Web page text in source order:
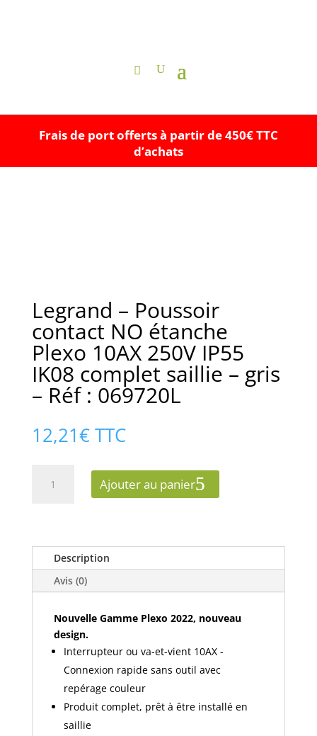
Frais de port offerts à partir de 450€ TTC
d’achats
Legrand – Poussoir
contact NO étanche
Plexo 10AX 250V IP55
IK08 complet saillie – gris
– Réf : 069720L
12,21€ TTC
contact
NO
étanche
complet
Ajouter au panier
Description
Avis (0)
Nouvelle Gamme Plexo 2022, nouveau
design.
Interrupteur ou va-et-vient 10AX -
Connexion rapide sans outil avec
repérage couleur
Produit complet, prêt à être installé en
saillie